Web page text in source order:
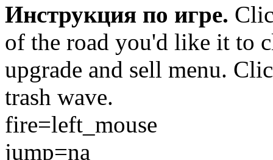
Инструкция по игре.
of the road you'd like it to
upgrade and sell menu.
trash wave.
fire=left_mouse
jump=na